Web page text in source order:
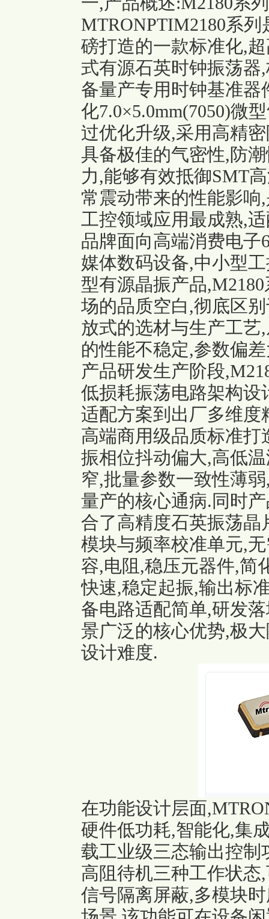
MTRONPTIM2180系
磅打造的一款标准化,
式有源石英时钟振荡
备量产专用时钟基准
化7.0×5.0mm(7050)微
过优化升级,采用高精
具备极佳的气密性,防
力,能够有效抵御SMT
常震动带来的性能影
工控领域应用最成熟,
品牌面向高端消费电子
媒体数码设备,中小型
型有源晶振产品
场的品质空白,彻底区
放式的选材与生产工
的性能不稳定,参数偏
产品研发生产阶段
低损耗振荡电路架构
适配方案到出厂多维
高端商用级品质标准
振相位抖动偏大,高低
窄,批量参数一致性薄
量产的核心通病.同时
合了高精度石英振荡
模块与频率校准单元,
容,电阻,稳压元器件,简
快速,稳定起振,输出标
备电路适配简单,研发
景广泛的核心优势,极
设计难度.
在功能设计层面
硬件低功耗,智能化,集
载工业级三态输出控制
高阻待机三种工作状
信号隔离屏蔽,多模块